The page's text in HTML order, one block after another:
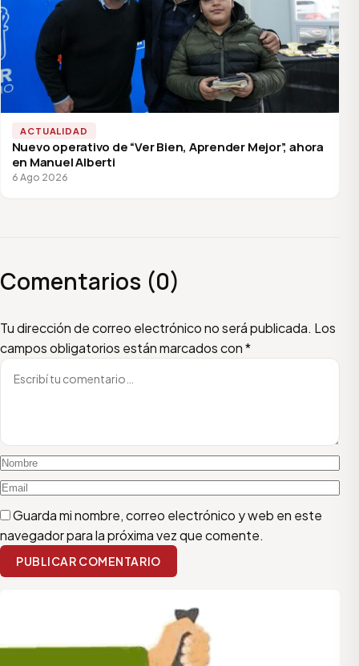
ACTUALIDAD
Nuevo operativo de “Ver Bien, Aprender Mejor”, ahora
en Manuel Alberti
6 Ago 2026
Comentarios (0)
Tu dirección de correo electrónico no será publicada. Los
campos obligatorios están marcados con*
Escribí tu comentario
Nombre
Email
Guarda mi nombre, correo electrónico y web en este
navegador para la próxima vez que comente.
PUBLICAR COMENTARIO